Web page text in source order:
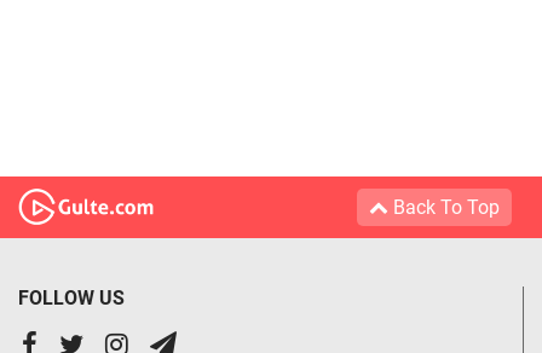
Back To Top
FOLLOW US